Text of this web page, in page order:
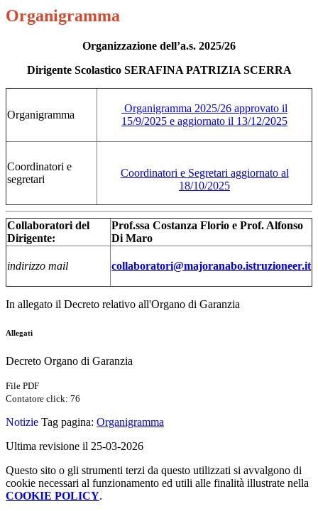
Organigramma
Organizzazione dell’a.s. 2025/26
Dirigente Scolastico SERAFINA PATRIZIA SCERRA
Organigramma
Organigramma 2025/26 approvato il
15/9/2025 e aggiornato il 13/12/2025
Coordinatori e
segretari
Coordinatori e Segretari aggiornato al
18/10/2025
Collaboratori del
Dirigente:
Prof.ssa Costanza Florio e Prof. Alfonso
Di Maro
indirizzo mail collaboratori@majoranabo.istruzioneer.it
In allegato il Decreto relativo all'Organo di Garanzia
Allegati
Decreto Organo di Garanzia
File PDF
Contatore click: 76
Notizie Tag pagina: Organigramma
Ultima revisione il 25-03-2026
Questo sito o gli strumenti terzi da questo utilizzati si avvalgono di
cookie necessari al funzionamento ed utili alle finalità illustrate nella
COOKIE POLICY.